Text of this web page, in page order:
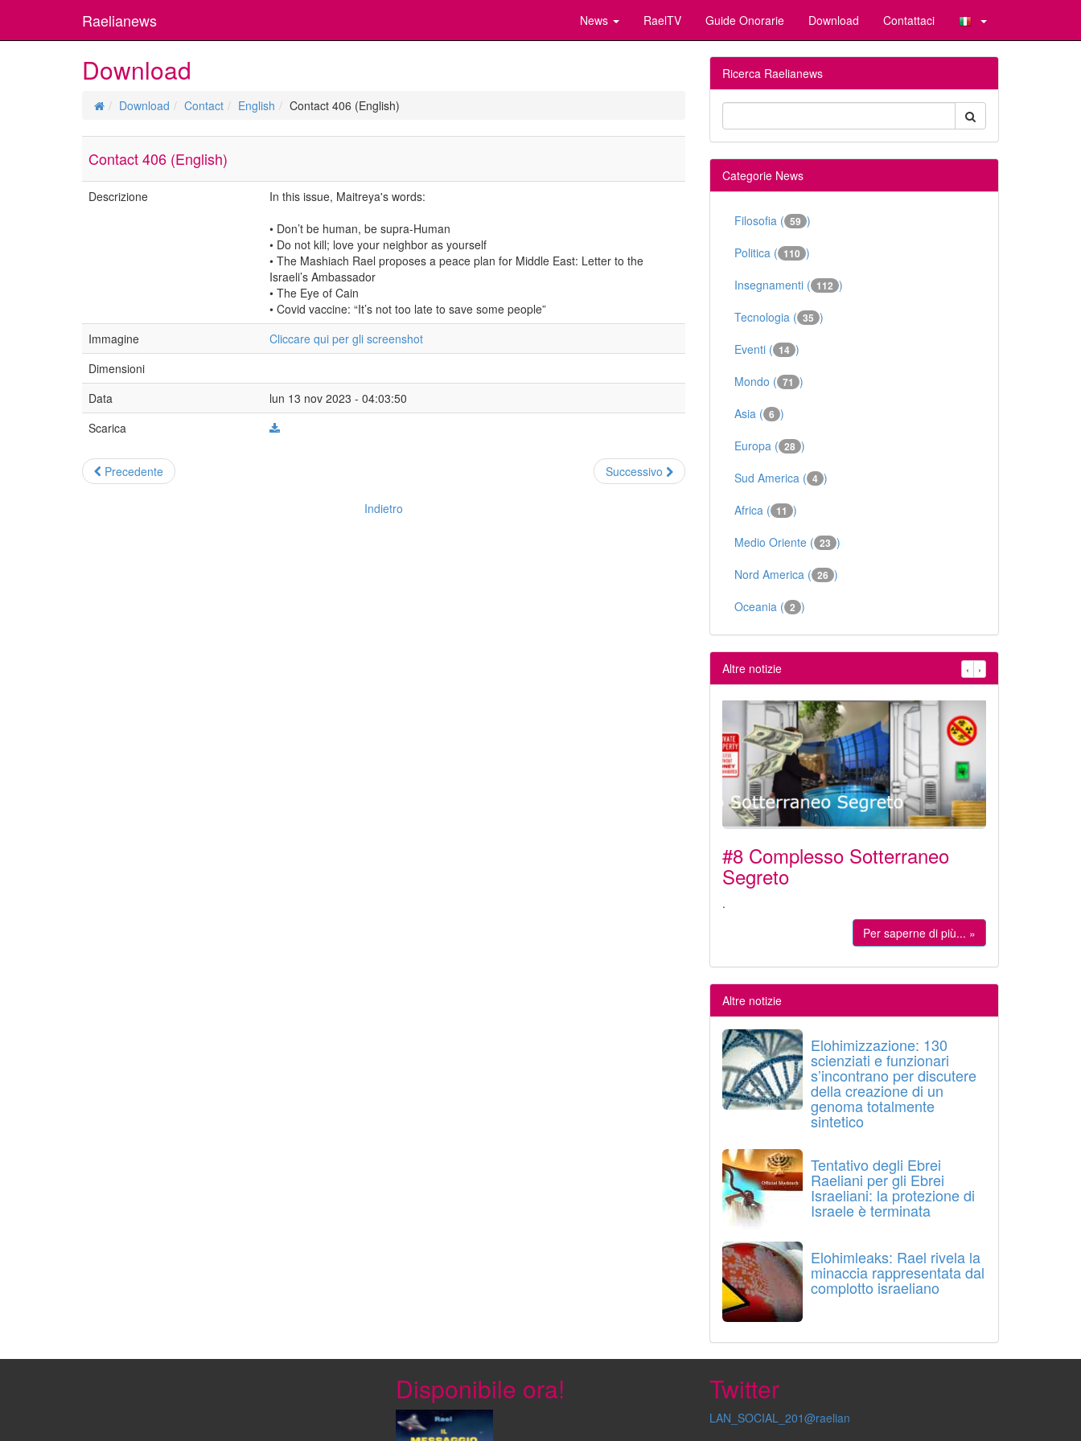
Raelianews News RaelTV Guide Onorarie Download Contattaci
Download
Download Contact English Contact 406 (English)
Contact 406 (English)
Descrizione
In this issue, Maitreya's words:
• Don’t be human, be supra-Human
• Do not kill; love your neighbor as yourself
• The Mashiach Rael proposes a peace plan for Middle East: Letter to the
Israeli’s Ambassador
• The Eye of Cain
• Covid vaccine: “It’s not too late to save some people”
Immagine
Cliccare qui per gli screenshot
Dimensioni
Data
lun 13 nov 2023 - 04:03:50
Scarica
Precedente Successivo
Indietro
Ricerca Raelianews
Categorie News
Filosofia ( 59 )
Politica ( 110 )
Insegnamenti ( 112 )
Tecnologia ( 35 )
Eventi ( 14 )
Mondo ( 71 )
Asia ( 6 )
Europa ( 28 )
Sud America ( 4 )
Africa ( 11 )
Medio Oriente ( 23 )
Nord America ( 26 )
Oceania ( 2 )
Altre notizie ‹ ›
#8 Complesso Sotterraneo
Segreto
.
Per saperne di più... »
Altre notizie
Elohimizzazione: 130
scienziati e funzionari
s’incontrano per discutere
della creazione di un
genoma totalmente
sintetico
Tentativo degli Ebrei
Raeliani per gli Ebrei
Israeliani: la protezione di
Israele è terminata
Elohimleaks: Rael rivela la
minaccia rappresentata dal
complotto israeliano
Disponibile ora! Twitter
LAN_SOCIAL_201@raelian